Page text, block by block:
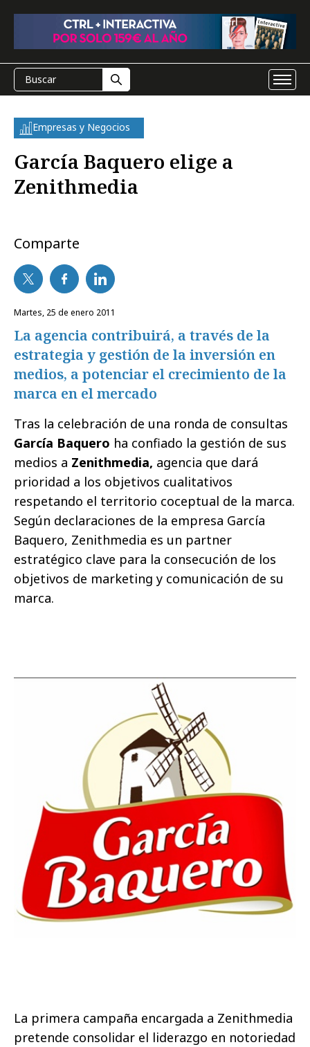
Empresas y Negocios
García Baquero elige a
Zenithmedia
Comparte
martes, 25 de enero 2011
La agencia contribuirá, a través de la
estrategia y gestión de la inversión en
medios, a potenciar el crecimiento de la
marca en el mercado
Tras la celebración de una ronda de consultas
García Baquero ha confiado la gestión de sus
medios a Zenithmedia, agencia que dará
prioridad a los objetivos cualitativos
respetando el territorio coceptual de la marca.
Según declaraciones de la empresa García
Baquero, Zenithmedia es un partner
estratégico clave para la consecución de los
objetivos de marketing y comunicación de su
marca.
La primera campaña encargada a Zenithmedia
pretende consolidar el liderazgo en notoriedad